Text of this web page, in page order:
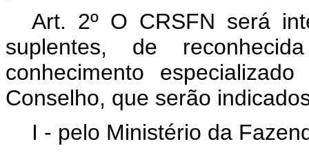
Art. 2º O CRSFN será
suplentes, de
conhecimento
Conselho, que serão
I - pelo Ministério da